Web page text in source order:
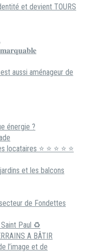
et devient TOURS
aussi aménageur de
énergie ?
⭐ ⭐ ⭐ ⭐ ⭐
et les balcons
de Fondettes
Paul ♻️
A BÂTIR
l’image et de